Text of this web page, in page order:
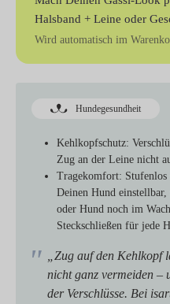
Halsband + Leine oder
Wird automatisch im
Hundegesundheit
Kehlkopfschutz:
Zug an der Leine nicht
Tragekomfort:
Deinen Hund
oder Hund noch im
Steckschließen für jede
„Zug auf den Kehlkopf
nicht ganz vermeiden –
der Verschlüsse. Bei